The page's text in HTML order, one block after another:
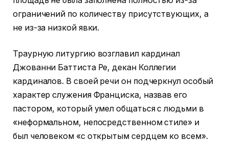
ограничений по количеству присутствующих, а
не из-за низкой явки.
Траурную литургию возглавил кардинал
Джованни Баттиста Ре, декан Коллегии
кардиналов. В своей речи он подчеркнул особый
характер служения Франциска, назвав его
пастором, который умел общаться с людьми в
«неформальном, непосредственном стиле» и
был человеком «с открытым сердцем ко всем».